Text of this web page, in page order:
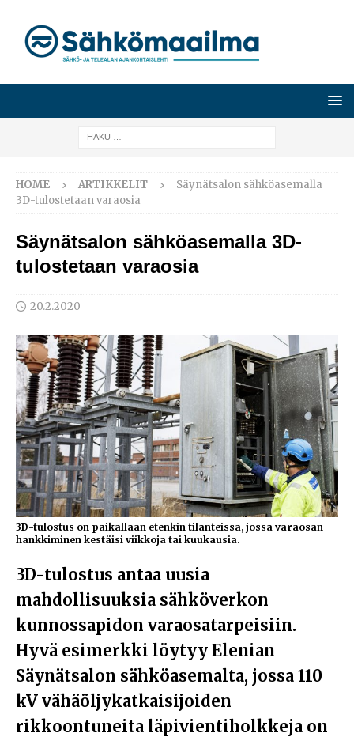
HOME ARTIKKELIT
Säynätsalon sähköasemalla
3D-tulostetaan varaosia
Säynätsalon sähköasemalla 3D-
tulostetaan varaosia
20.2.2020
3D-tulostus on paikallaan etenkin tilanteissa, jossa varaosan
hankkiminen kestäisi viikkoja tai kuukausia.
3D-tulostus antaa uusia
mahdollisuuksia sähköverkon
kunnossapidon varaosatarpeisiin.
Hyvä esimerkki löytyy Elenian
Säynätsalon sähköasemalta, jossa 110
kV vähäöljykatkaisijoiden
rikkoontuneita läpivientiholkkeja on